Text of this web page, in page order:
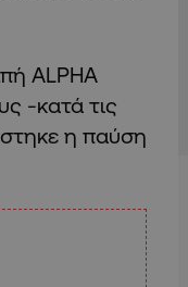
ALPHA
-κατά τις
η παύση